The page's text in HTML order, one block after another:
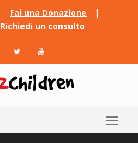
Fai una Donazione
|
un consulto